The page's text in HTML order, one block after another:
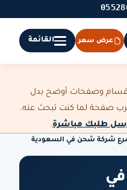
عرض سعر القائمة
أقسام وصفحات أوضح بدل
صفحة لما كنت تبحث عنه.
طلبك مباشرة.
شركة شحن في السعودية